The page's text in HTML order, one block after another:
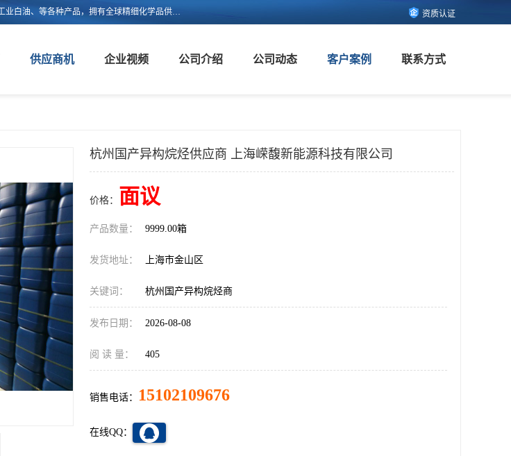
上海嵘馥新能源科技有限公司主营：异构烷烃、异构十二烷烃、异构十六烷烃、Isopar L、正构烷烃、工业白油、等各种产品，拥有全球精细化学品供应链的整合和服务能力，不仅提供自主研发的特种溶剂化学品，还集成了来自欧美、日韩的优质溶剂资源，为市场提供世界级优质溶剂。欢迎广大客户来电咨询！ 资质认证
供应商机 企业视频 公司介绍 公司动态 客户案例 联系方式
杭州国产异构烷烃供应商 上海嵘馥新能源科技有限公司
价格： 面议
产品数量： 9999.00箱
发货地址： 上海市金山区
关键词： 杭州国产异构烷烃商
发布日期： 2026-08-08
阅 读 量： 405
销售电话： 15102109676
在线QQ：